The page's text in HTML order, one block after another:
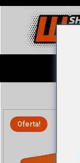
Oferta!